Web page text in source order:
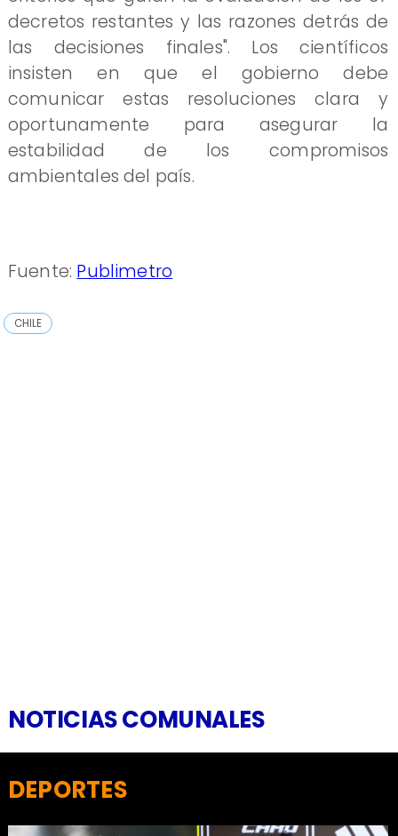
decretos restantes y las razones detrás de
las decisiones finales". Los científicos
insisten en que el gobierno debe
comunicar estas resoluciones clara y
oportunamente para asegurar la
estabilidad de los compromisos
ambientales del país.
Fuente: Publimetro
CHILE
NOTICIAS COMUNALES
DEPORTES